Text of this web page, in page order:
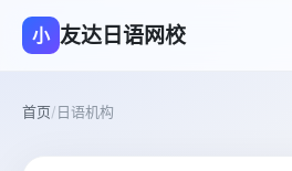
小 友达日语网校
首页/日语机构